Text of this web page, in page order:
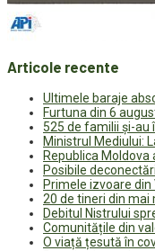
Articole recente
Ultimele baraje
Furtuna din 6
525 de familii și-au
Ministrul Mediului:
Republica
Posibile
Primele izvoare
20 de tineri din mai
Debitul Nistrului
Comunitățile din
O viață țesută în